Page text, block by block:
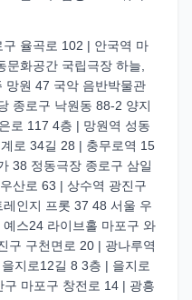
율곡로 102 | 안국역 마
화공간 국립극장 하늘,
망원 47 국악 음반박물관
종로구 낙원동 88-2 양지
로 117 4층 | 망원역 성동
로 34길 28 | 충무로역 15
38 정동극장 종로구 삼일
산로 63 | 상수역 광진구
인지 프롯 37 48 서울 우
스24 라이브홀 마포구 와
구 구천면로 20 | 광나루역
지로12길 8 3층 | 을지로
마포구 창전로 14 | 광흥